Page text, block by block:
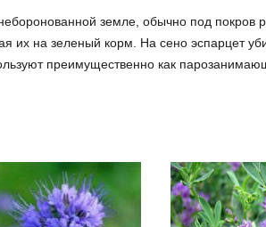
земле, обычно под покров
их на зеленый корм. На сено эспарцет
преимущественно как